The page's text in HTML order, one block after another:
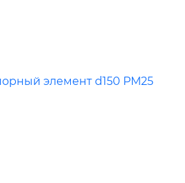
элемент d150 PM25